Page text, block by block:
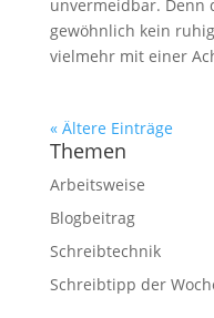
unvermeidbar. Denn
gewöhnlich kein
vielmehr mit einer
« Ältere Einträge
Themen
Arbeitsweise
Blogbeitrag
Schreibtechnik
Schreibtipp der